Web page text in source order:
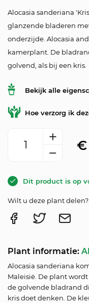
Alocasia sanderiana
glanzende bladeren
onderzijde. Alocasia
kamerplant. De
golvend, als bij een kris.
Bekijk alle
Hoe verzorg ik
Alocasia sanderiana
€
Dit product is op
Wilt u deze plant
Plant informatie:
Alocasia sanderiana
Maleisië. De plant
de golvende bladrand
kris doet denken. De